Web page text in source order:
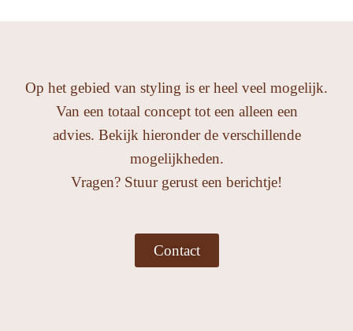
Op het gebied van styling is er heel veel mogelijk.
Van een totaal concept tot een alleen een
advies. Bekijk hieronder de verschillende
mogelijkheden.
Vragen? Stuur gerust een berichtje!
Contact